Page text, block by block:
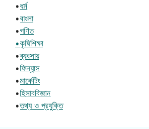
•ধর্ম
•বাংলা
•গণিত
•কৃষিশিক্ষা
•ব্যবসায়
•ফিন্যান্স
•মার্কেটিং
•হিসাববিজ্ঞান
•তথ্য ও প্রযুক্তি